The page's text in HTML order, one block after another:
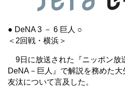
● DeNA 3 － 6 巨人 ○
＜2回戦・横浜＞
9日に放送された『ニッポン放
DeNA－巨人』で解説を務めた
友汰について言及した。